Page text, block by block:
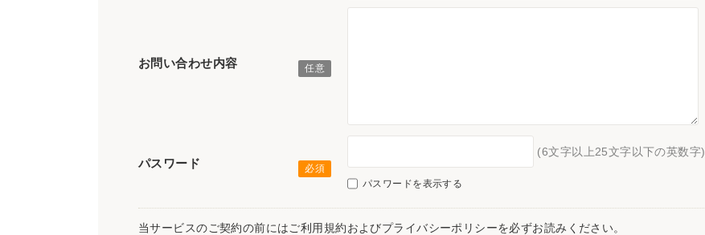
お問い合わせ内容
パスワード
(6文字以上25文字以下の英数字)
パスワードを表示する
当サービスのご契約の前にはご利用規約およびプライバシーポリシーを必ずお読みください。